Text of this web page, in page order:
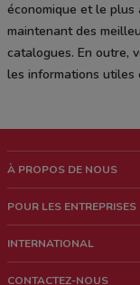
économique et le plus
maintenant des
catalogues. En outre,
les informations utiles
À PROPOS DE NOUS
News & Médias
POUR LES ENTREPRISES
Contacts commerciaux
INTERNATIONAL
CONTACTEZ-NOUS